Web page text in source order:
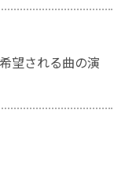
望される曲の演